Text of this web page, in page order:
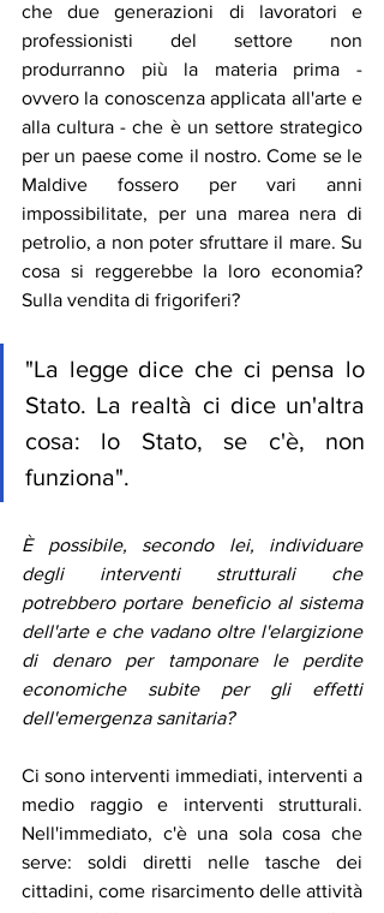
che due generazioni di lavoratori e
professionisti del settore non
produrranno più la materia prima -
ovvero la conoscenza applicata all'arte e
alla cultura - che è un settore strategico
per un paese come il nostro. Come se le
Maldive fossero per vari anni
impossibilitate, per una marea nera di
petrolio, a non poter sfruttare il mare. Su
cosa si reggerebbe la loro economia?
Sulla vendita di frigoriferi?
"La legge dice che ci pensa lo
Stato. La realtà ci dice un'altra
cosa: lo Stato, se c'è, non
funziona".
È possibile, secondo lei, individuare
degli interventi strutturali che
potrebbero portare beneficio al sistema
dell'arte e che vadano oltre l'elargizione
di denaro per tamponare le perdite
economiche subite per gli effetti
dell'emergenza sanitaria?
Ci sono interventi immediati, interventi a
medio raggio e interventi strutturali.
Nell'immediato, c'è una sola cosa che
serve: soldi diretti nelle tasche dei
cittadini, come risarcimento delle attività